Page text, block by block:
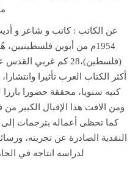
عن الكاتب : كاتب و شاعر و
1954م من أبوين
أكثر الكتاب العرب تأثيرا
كتبه سنويا، محققة حضورا بارزا
ومن الافت هذا الإقبال الكبير
كما تحظى أعماله بترجمات
النقدية الصادرة عن تجربته،
لدراسه انتاجه في